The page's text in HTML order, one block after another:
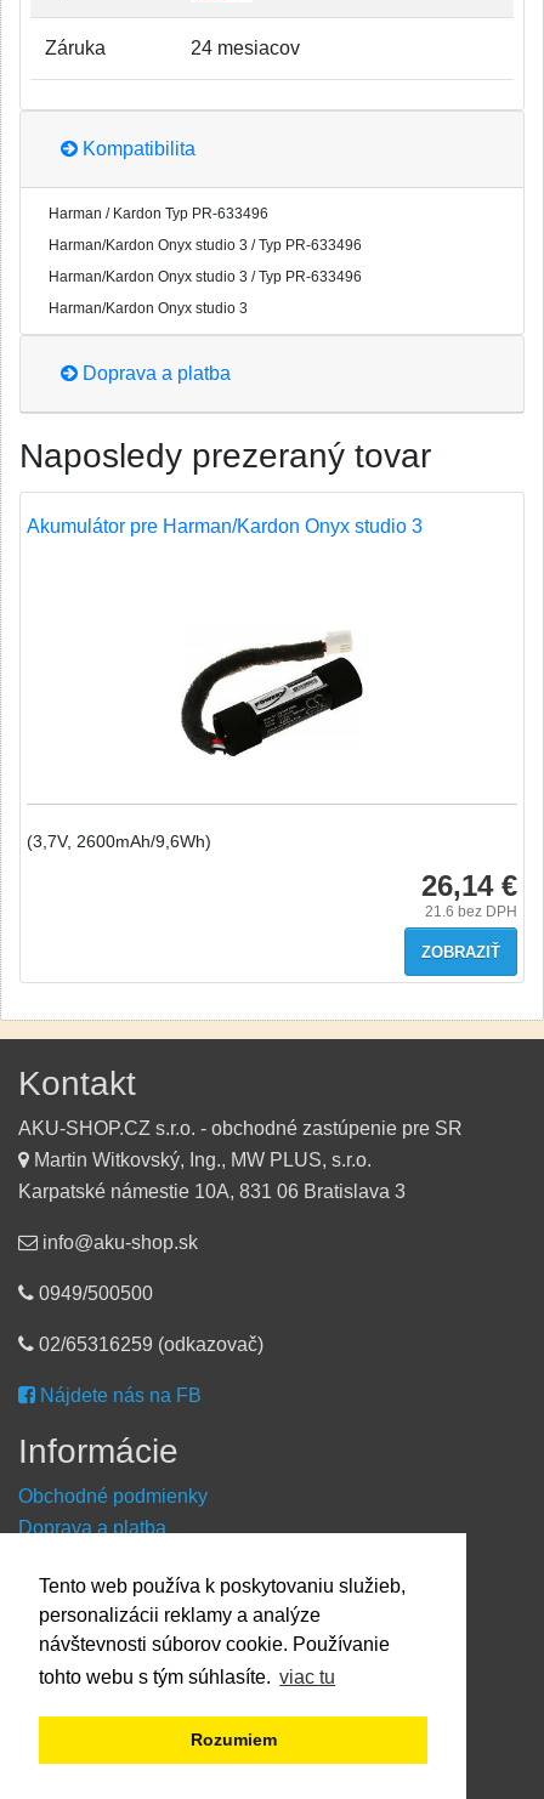
Tento web používa k poskytovaniu služieb,
personalizácii reklamy a analýze
návštevnosti súborov cookie. Používanie
tohto webu s tým súhlasíte. viac tu
Rozumiem
Záruka 24 mesiacov
Kompatibilita
Harman / Kardon Typ PR-633496
Harman/Kardon Onyx studio 3 / Typ PR-633496
Harman/Kardon Onyx studio 3 / Typ PR-633496
Harman/Kardon Onyx studio 3
Doprava a platba
Naposledy prezeraný tovar
Akumulátor pre Harman/Kardon Onyx studio 3
(3,7V, 2600mAh/9,6Wh)
26,14 €
21.6 bez DPH
ZOBRAZIŤ
Kontakt
AKU-SHOP.CZ s.r.o. - obchodné zastúpenie pre SR
Martin Witkovský, Ing., MW PLUS, s.r.o.
Karpatské námestie 10A, 831 06 Bratislava 3
info@aku-shop.sk
0949/500500
02/65316259 (odkazovač)
Nájdete nás na FB
Informácie
Obchodné podmienky
Doprava a platba
Kontaktné údaje
O nákupe
Dostupnosť tovaru
O výrobci Powery